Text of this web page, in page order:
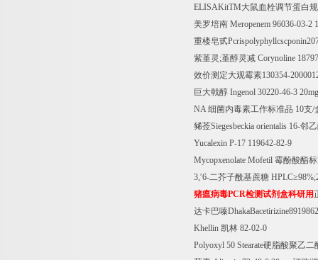
ELISAKitTM大鼠血栓调节蛋白
美罗培南 Meropenem 96036-03-2
重楼皂甙
紫堇灵 ;堇醇灵减 Corynoline
效价测定大观霉素130354-
巨大戟醇 Ingenol 30220-46-3
NA细菌内毒素工作标准品 10支/
豨莶Siegesbeckia orientalis 16-邻
Yucalexin P-17 119642-82-9
Mycopxenolate Mofetil 霉酚酸酯
3,′6-二芥子酰基蔗糖 HPLC≥
猪瘟病毒PCR检测试剂盒科研用
达卡巴嗪
Khellin 凯林 82-02-0
Polyoxyl 50 Stearate硬脂酸聚乙二